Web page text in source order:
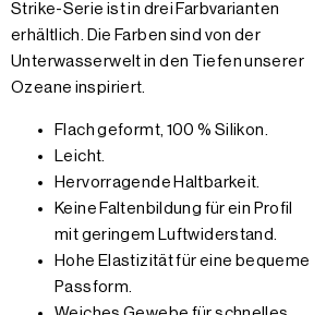
Strike-Serie ist in drei Farbvarianten
erhältlich. Die Farben sind von der
Unterwasserwelt in den Tiefen unserer
Ozeane inspiriert.
Flach geformt, 100 % Silikon.
Leicht.
Hervorragende Haltbarkeit.
Keine Faltenbildung für ein Profil
mit geringem Luftwiderstand.
Hohe Elastizität für eine bequeme
Passform.